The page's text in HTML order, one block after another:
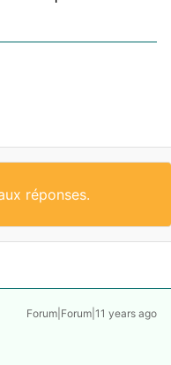
réponses.
Forum|Forum|11 years ago